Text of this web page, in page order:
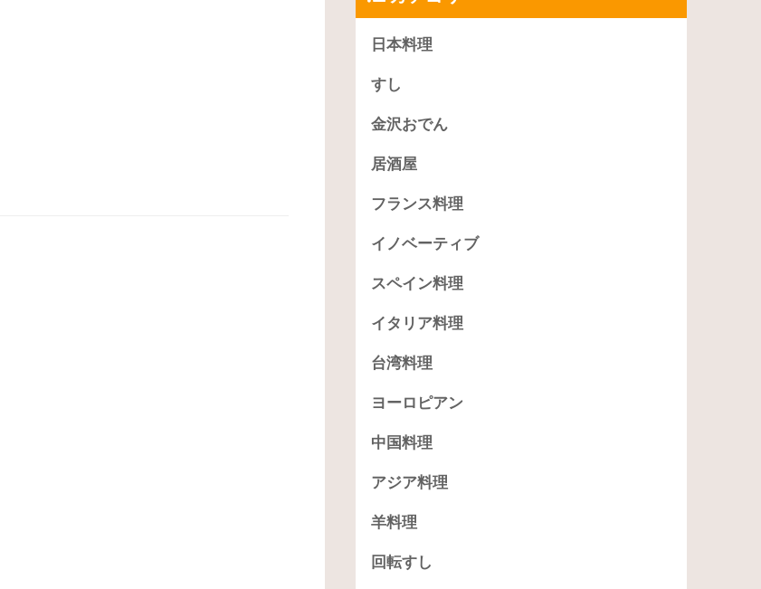
日本料理
すし
金沢おでん
居酒屋
フランス料理
イノベーティブ
スペイン料理
イタリア料理
台湾料理
ヨーロピアン
中国料理
アジア料理
羊料理
回転すし